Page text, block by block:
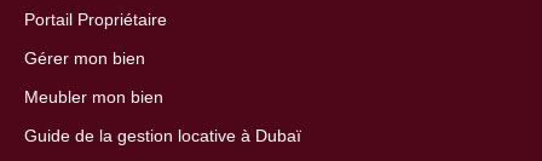
Portail Propriétaire
Gérer mon bien
Meubler mon bien
Guide de la gestion locative à Dubaï